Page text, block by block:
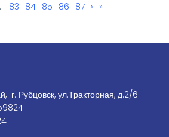
Page
83 Page
84 Текущая
85 Page
86 Page
87 Следующая
› Последняя
»
г. Рубцовск, ул.Тракторная, д.2/6